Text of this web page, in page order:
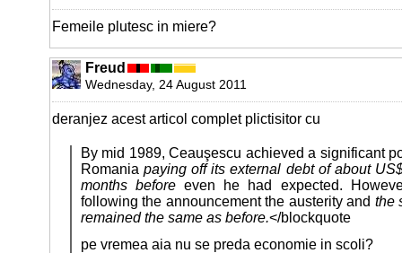
Femeile plutesc in miere?
Freud
Wednesday, 24 August 2011
deranjez acest articol complet plictisitor cu
By mid 1989, Ceauşescu achieved a significant
Romaniapaying off its external debt of about
months before even he had expected.
following the announcement the austerity and the
remained the same as before.</blockquote
pe vremea aia nu se preda economie in scoli?